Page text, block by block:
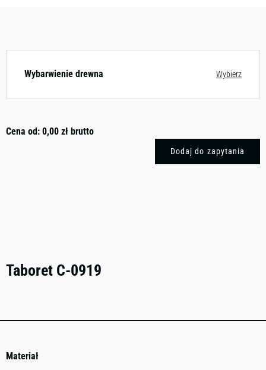
Wybarwienie drewna Wybierz
Cena od: 0,00 zł brutto
Dodaj do zapytania
Taboret C-0919
Materiał